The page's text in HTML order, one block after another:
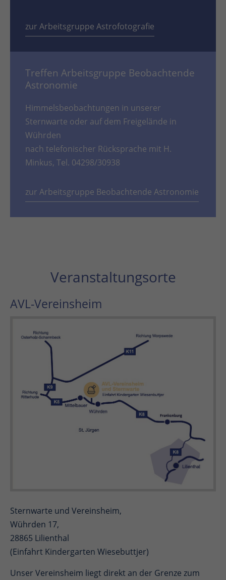
zur Arbeitsgruppe Astrofotografie
Treffen Arbeitsgruppe Beobachtende
Astronomie
Himmelsbeobachtungen in unserer
Sternwarte oder auf dem Freigelände in
Wührden
nach telefonischer Rücksprache mit H.
Minkus, Tel. 04298/30938
zur Arbeitsgruppe Beobachtende Astronomie
Veranstaltungsorte
AVL-Vereinsheim
Sternwarte und Vereinsheim,
Wührden 17,
28865 Lilienthal
(Einfahrt Kindergarten Wiesebuttjer)
Unser Vereinsheim liegt direkt an der Grenze zum